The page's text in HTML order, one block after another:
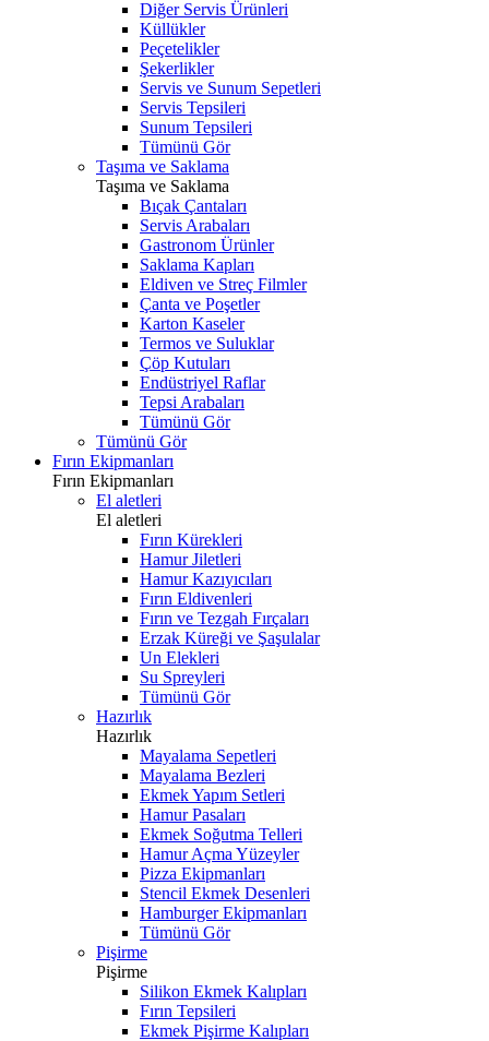
Diğer Servis Ürünleri
Küllükler
Peçetelikler
Şekerlikler
Servis ve Sunum Sepetleri
Servis Tepsileri
Sunum Tepsileri
Tümünü Gör
Taşıma ve Saklama
Taşıma ve Saklama
Bıçak Çantaları
Servis Arabaları
Gastronom Ürünler
Saklama Kapları
Eldiven ve Streç Filmler
Çanta ve Poşetler
Karton Kaseler
Termos ve Suluklar
Çöp Kutuları
Endüstriyel Raflar
Tepsi Arabaları
Tümünü Gör
Tümünü Gör
Fırın Ekipmanları
Fırın Ekipmanları
El aletleri
El aletleri
Fırın Kürekleri
Hamur Jiletleri
Hamur Kazıyıcıları
Fırın Eldivenleri
Fırın ve Tezgah Fırçaları
Erzak Küreği ve Şaşulalar
Un Elekleri
Su Spreyleri
Tümünü Gör
Hazırlık
Hazırlık
Mayalama Sepetleri
Mayalama Bezleri
Ekmek Yapım Setleri
Hamur Pasaları
Ekmek Soğutma Telleri
Hamur Açma Yüzeyler
Pizza Ekipmanları
Stencil Ekmek Desenleri
Hamburger Ekipmanları
Tümünü Gör
Pişirme
Pişirme
Silikon Ekmek Kalıpları
Fırın Tepsileri
Ekmek Pişirme Kalıpları